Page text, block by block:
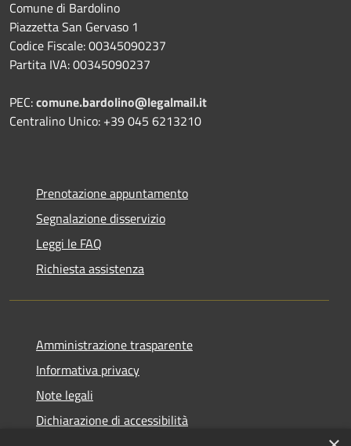
Comune di Bardolino
Piazzetta San Gervaso 1
Codice Fiscale: 00345090237
Partita IVA: 00345090237
PEC:comune.bardolino@legalmail.it
Centralino Unico: +39 045 6213210
Prenotazione appuntamento
Segnalazione disservizio
Leggi le FAQ
Richiesta assistenza
Amministrazione trasparente
Informativa privacy
Note legali
Dichiarazione di accessibilità